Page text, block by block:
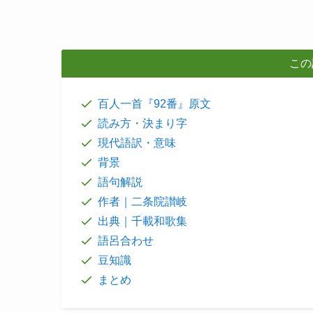
こ
百人一首『92番』原文
読み方・決まり字
現代語訳・意味
背景
語句解説
作者｜二条院讃岐
出典｜千載和歌集
語呂合わせ
豆知識
まとめ